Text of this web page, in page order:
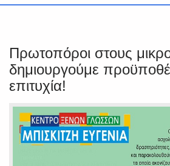
Πρωτοπόροι στους
δημιουργούμε
επιτυχία!